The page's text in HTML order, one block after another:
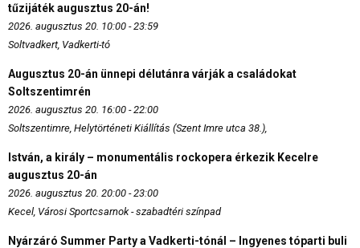
tűzijáték augusztus 20-án!
2026. augusztus 20. 10:00 - 23:59
Soltvadkert, Vadkerti-tó
Augusztus 20-án ünnepi délutánra várják a családokat
Soltszentimrén
2026. augusztus 20. 16:00 - 22:00
Soltszentimre, Helytörténeti Kiállítás (Szent Imre utca 38.),
István, a király – monumentális rockopera érkezik Kecelre
augusztus 20-án
2026. augusztus 20. 20:00 - 23:00
Kecel, Városi Sportcsarnok - szabadtéri színpad
Nyárzáró Summer Party a Vadkerti-tónál – Ingyenes tóparti buli